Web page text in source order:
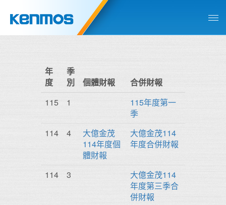
年
度
季
別
個體財報
合併財報
115
1
115年度第一
季
114
4
大億金茂
114年度個
體財報
大億金茂114
年度合併財報
114 3
大億金茂114
年度第三季合
併財報